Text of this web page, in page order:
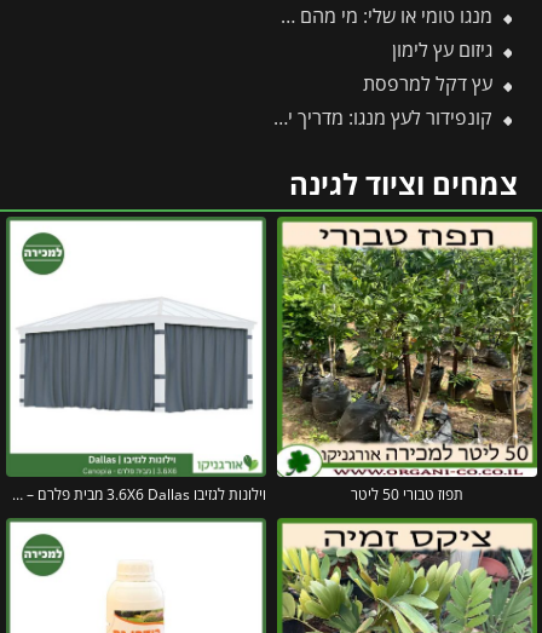
מנגו טומי או שלי: מי מהם מנצח והאם בכלל כדאי לגדל אותם?
גיזום עץ לימון
עץ דקל למרפסת
קונפידור לעץ מנגו: מדריך יישום, מינונים ודגשי בטיחות חיוניים
צמחים וציוד לגינה
תפוז טבורי 50 ליטר וילונות לגזיבו 3.6X6 Dallas מבית פלרם – Canopia